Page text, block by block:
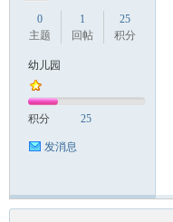
0
主题
1
回帖
25
积分
幼儿园
积分 25
发消息